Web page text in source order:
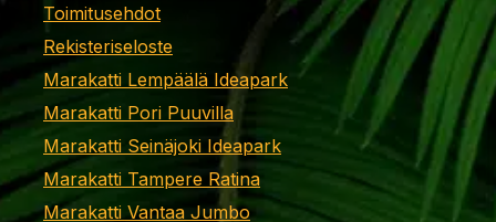
Toimitusehdot
Rekisteriseloste
Marakatti Lempäälä Ideapark
Marakatti Pori Puuvilla
Marakatti Seinäjoki Ideapark
Marakatti Tampere Ratina
Marakatti Vantaa Jumbo